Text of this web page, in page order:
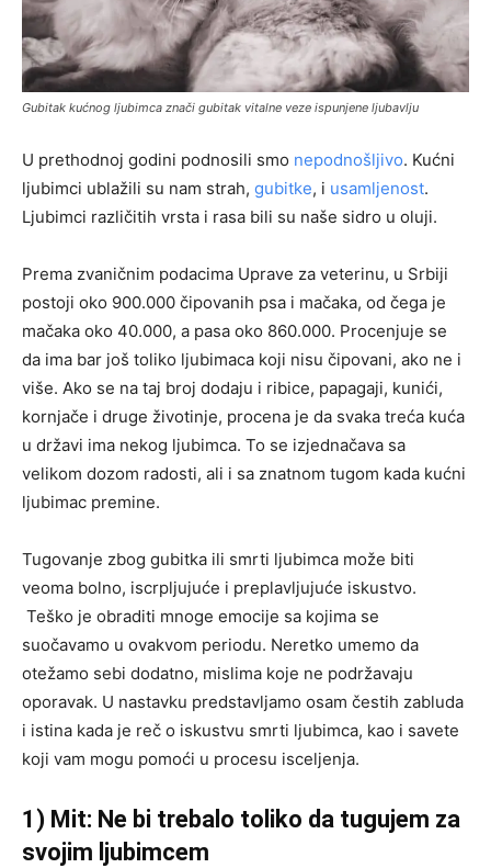
Gubitak kućnog ljubimca znači gubitak vitalne veze ispunjene ljubavlju
U prethodnoj godini podnosili smo nepodnošljivo. Kućni
ljubimci ublažili su nam strah, gubitke, i usamljenost.
Ljubimci različitih vrsta i rasa bili su naše sidro u oluji.
Prema zvaničnim podacima Uprave za veterinu, u Srbiji
postoji oko 900.000 čipovanih psa i mačaka, od čega je
mačaka oko 40.000, a pasa oko 860.000. Procenjuje se
da ima bar još toliko ljubimaca koji nisu čipovani, ako ne i
više. Ako se na taj broj dodaju i ribice, papagaji, kunići,
kornjače i druge životinje, procena je da svaka treća kuća
u državi ima nekog ljubimca. To se izjednačava sa
velikom dozom radosti, ali i sa znatnom tugom kada kućni
ljubimac premine.
Tugovanje zbog gubitka ili smrti ljubimca može biti
veoma bolno, iscrpljujuće i preplavljujuće iskustvo.
Teško je obraditi mnoge emocije sa kojima se
suočavamo u ovakvom periodu. Neretko umemo da
otežamo sebi dodatno, mislima koje ne podržavaju
oporavak. U nastavku predstavljamo osam čestih zabluda
i istina kada je reč o iskustvu smrti ljubimca, kao i savete
koji vam mogu pomoći u procesu isceljenja.
1) Mit: Ne bi trebalo toliko da tugujem za
svojim ljubimcem